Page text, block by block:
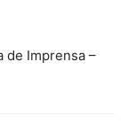
de Imprensa –